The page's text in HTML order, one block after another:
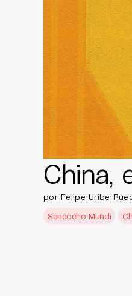
China,
por Felipe Uribe
Sancocho Mundi